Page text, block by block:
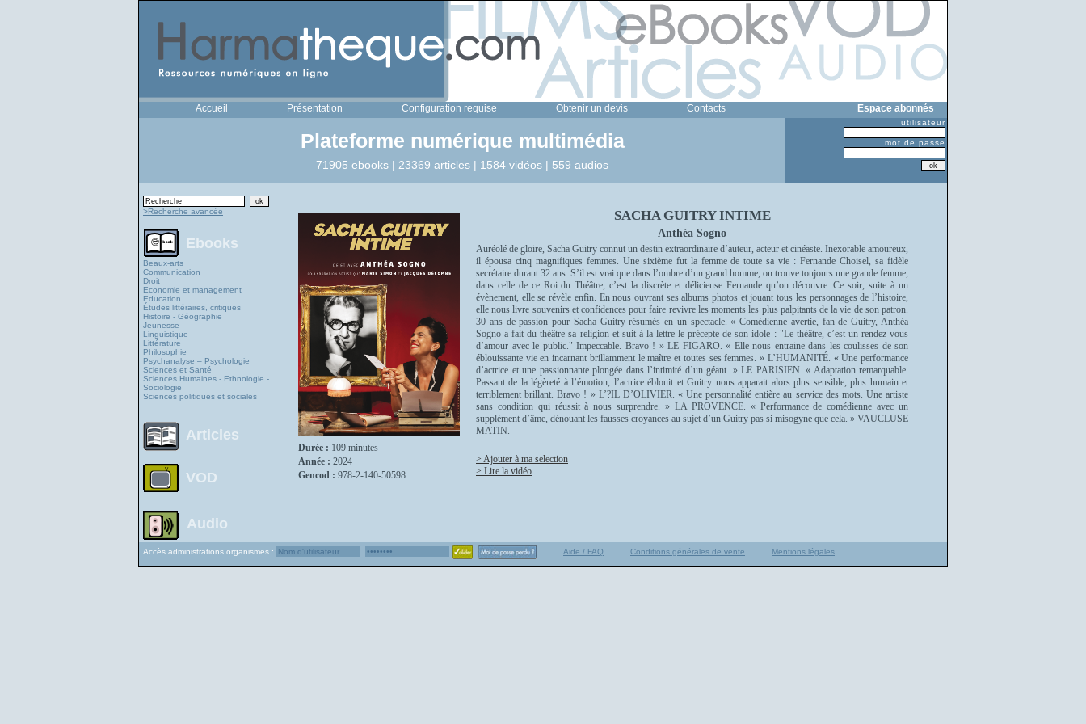
Accueil Présentation Configuration requise Obtenir un devis Contacts Espace abonnés
Plateforme numérique multimédia
71905 ebooks | 23369 articles | 1584 vidéos | 559 audios
utilisateur
mot de passe
>Recherche avancée
Ebooks
Beaux-arts
Communication
Droit
Economie et management
Education
Études littéraires, critiques
Histoire - Géographie
Jeunesse
Linguistique
Littérature
Philosophie
Psychanalyse – Psychologie
Sciences et Santé
Sciences Humaines - Ethnologie -
Sociologie
Sciences politiques et sociales
Articles
VOD
Audio
Durée : 109 minutes
Année : 2024
Gencod : 978-2-140-50598
SACHA GUITRY INTIME
Anthéa Sogno
Auréolé de gloire, Sacha Guitry connut un destin extraordinaire d’auteur, acteur et cinéaste. Inexorable amoureux,
il épousa cinq magnifiques femmes. Une sixième fut la femme de toute sa vie : Fernande Choisel, sa fidèle
secrétaire durant 32 ans. S’il est vrai que dans l’ombre d’un grand homme, on trouve toujours une grande femme,
dans celle de ce Roi du Théâtre, c’est la discrète et délicieuse Fernande qu’on découvre. Ce soir, suite à un
évènement, elle se révèle enfin. En nous ouvrant ses albums photos et jouant tous les personnages de l’histoire,
elle nous livre souvenirs et confidences pour faire revivre les moments les plus palpitants de la vie de son patron.
30 ans de passion pour Sacha Guitry résumés en un spectacle. « Comédienne avertie, fan de Guitry, Anthéa
Sogno a fait du théâtre sa religion et suit à la lettre le précepte de son idole : "Le théâtre, c’est un rendez-vous
d’amour avec le public." Impeccable. Bravo ! » LE FIGARO. « Elle nous entraine dans les coulisses de son
éblouissante vie en incarnant brillamment le maître et toutes ses femmes. » L’HUMANITÉ. « Une performance
d’actrice et une passionnante plongée dans l’intimité d’un géant. » LE PARISIEN. « Adaptation remarquable.
Passant de la légèreté à l’émotion, l’actrice éblouit et Guitry nous apparait alors plus sensible, plus humain et
terriblement brillant. Bravo ! » L’?IL D’OLIVIER. « Une personnalité entière au service des mots. Une artiste
sans condition qui réussit à nous surprendre. » LA PROVENCE. « Performance de comédienne avec un
supplément d’âme, dénouant les fausses croyances au sujet d’un Guitry pas si misogyne que cela. » VAUCLUSE
MATIN.
> Ajouter à ma selection
> Lire la vidéo
Accès administrations organismes : Aide / FAQ Conditions générales de vente Mentions légales